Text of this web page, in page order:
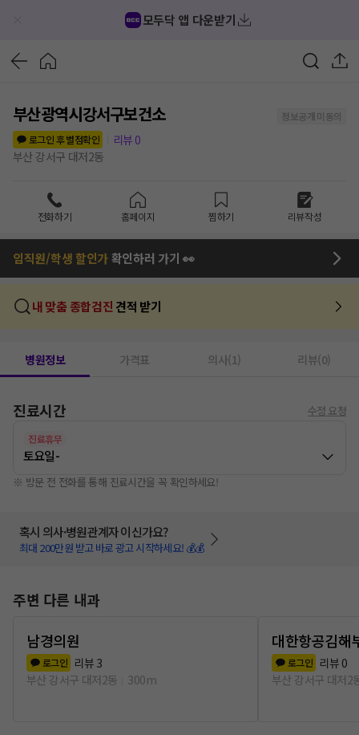
모두닥 앱 다운받기
부산광역시강서구보건소
정보공개 미동의
로그인 후 별점확인
리뷰 0
부산 강서구 대저2동
전화하기 홈페이지 찜하기 리뷰작성
임직원/학생 할인가확인하러 가기 👀
내 맞춤 종합검진 견적 받기
병원정보 가격표 의사(1) 리뷰(0)
진료시간 수정 요청
진료휴무
토요일-
※ 방문 전 전화를 통해 진료시간을 꼭 확인하세요!
혹시 의사·병원관계자 이신가요?
최대 200만원 받고 바로 광고 시작하세요! 💰💰
주변 다른 내과
남경의원
로그인 리뷰 3
부산 강서구 대저2동
300m
대한항공김해
로그인 리뷰 0
부산 강서구 대저2